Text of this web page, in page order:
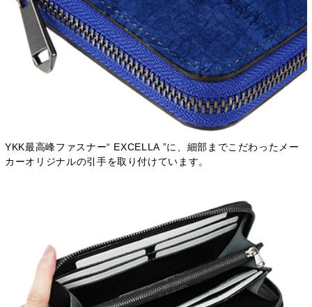
YKK最高峰ファスナー“ EXCELLA ”に、細部までこだわったメー
カーオリジナルの引手を取り付けています。